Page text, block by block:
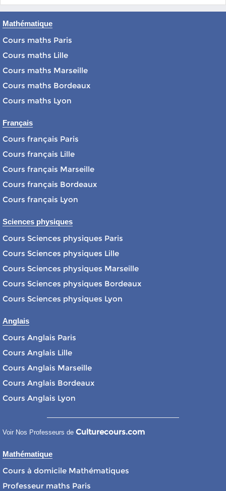
Mathématique
Cours maths Paris
Cours maths Lille
Cours maths Marseille
Cours maths Bordeaux
Cours maths Lyon
Français
Cours français Paris
Cours français Lille
Cours français Marseille
Cours français Bordeaux
Cours français Lyon
Sciences physiques
Cours Sciences physiques Paris
Cours Sciences physiques Lille
Cours Sciences physiques Marseille
Cours Sciences physiques Bordeaux
Cours Sciences physiques Lyon
Anglais
Cours Anglais Paris
Cours Anglais Lille
Cours Anglais Marseille
Cours Anglais Bordeaux
Cours Anglais Lyon
Voir Nos Professeurs de Culturecours.com
Mathématique
Cours à domicile Mathématiques
Professeur maths Paris